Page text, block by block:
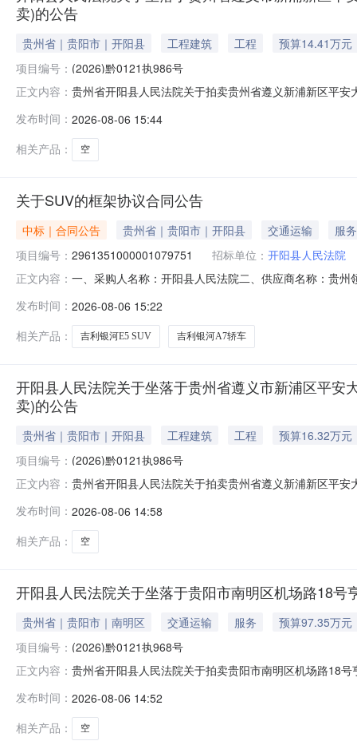
卖)的公告
贵州省｜贵阳市｜开阳县 工程建筑 工程
预算14.41万元
项目编号： (2026)黔0121执986号
正文内容： 贵州省开阳县人民法院关于拍卖贵州省遵义新浦新区平
财产，将依法追究其相应违法责任（刑事责任或民事妨
付方式等内容，充分了解拍卖标的
发布时间： 2026-08-06 15:44
相关产品：
空
关于SUV的框架协议合同公告
中标｜合同公告 贵州省｜贵阳市｜开阳县 交通运输
服务
项目编号： 2961351000001079751 招标单位： 开阳县人民法院
正文内容： 一、采购人名称：开阳县人民法院二、供应商名称：贵
（MR6465BEV01）,辆2.001068002136002纯电吉利银
发布时间： 2026-08-06 15:22
相关产品：
吉利银河E5 SUV 吉利银河A7轿车
开阳县人民法院关于坐落于贵州省遵义市新浦区平
卖)的公告
贵州省｜贵阳市｜开阳县 工程建筑 工程
预算16.32万元
项目编号： (2026)黔0121执986号
正文内容： 贵州省开阳县人民法院关于拍卖贵州省遵义新浦新区平
财产，将依法追究其相应违法责任（刑事责任或民事妨
付方式等内容，充分了解拍卖标的物
发布时间： 2026-08-06 14:58
相关产品：
空
开阳县人民法院关于坐落于贵阳市南明区机场路18
贵州省｜贵阳市｜南明区 交通运输 服务
预算97.35万元
项目编号： (2026)黔0121执968号
正文内容： 贵州省开阳县人民法院关于拍卖贵阳市南明区机场路18
产，将依法追究其相应违法责任（刑事责任或民事妨碍
方式等内容，充分了解拍卖标
发布时间： 2026-08-06 14:52
相关产品：
空